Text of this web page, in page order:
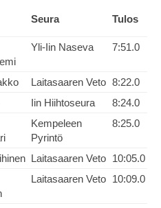
Seura Tulos
Yli-Iin Naseva 7:51.0
Laitasaaren Veto 8:22.0
Iin Hiihtoseura
8:24.0
Kempeleen
Pyrintö
8:25.0
Laitasaaren Veto 10:05.0
Laitasaaren Veto 10:09.0